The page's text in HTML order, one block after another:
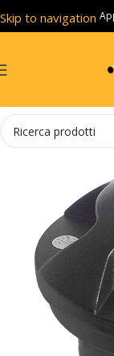
Skip to navigation
Skip to main content